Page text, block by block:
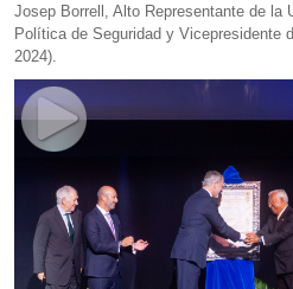
Josep Borrell, Alto Representante de la
Política de Seguridad y Vicepresidente
2024).